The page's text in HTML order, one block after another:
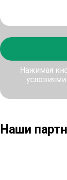
Нажимая
Наши